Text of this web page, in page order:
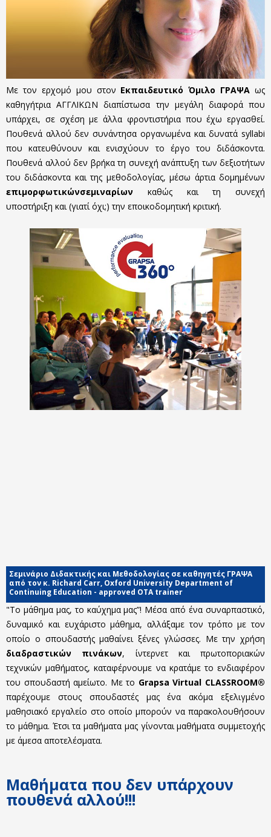
Με τον ερχομό μου στον Εκπαιδευτικό Όμιλο ΓΡΑΨΑ ως
καθηγήτρια ΑΓΓΛΙΚΩΝ διαπίστωσα την μεγάλη διαφορά που
υπάρχει, σε σχέση με άλλα φροντιστήρια που έχω εργασθεί.
Πουθενά αλλού δεν συνάντησα οργανωμένα και δυνατά syllabi
που κατευθύνουν και ενισχύουν το έργο του διδάσκοντα.
Πουθενά αλλού δεν βρήκα τη συνεχή ανάπτυξη των δεξιοτήτων
του διδάσκοντα και της μεθοδολογίας, μέσω άρτια δομημένων
επιμορφωτικώνσεμιναρίων καθώς και τη συνεχή
υποστήριξη και (γιατί όχι;) την εποικοδομητική κριτική.
Σεμινάριο Διδακτικής και Μεθοδολογίας σε καθηγητές ΓΡΑΨΑ
από τον κ. Richard Carr, Oxford University Department of
Continuing Education - approved OTA trainer
"Το μάθημα μας, το καύχημα μας”! Μέσα από ένα συναρπαστικό,
δυναμικό και ευχάριστο μάθημα, αλλάξαμε τον τρόπο με τον
οποίο ο σπουδαστής μαθαίνει ξένες γλώσσες. Με την χρήση
διαδραστικών πινάκων, ίντερνετ και πρωτοποριακών
τεχνικών μαθήματος, καταφέρνουμε να κρατάμε το ενδιαφέρον
του σπουδαστή αμείωτο. Με το Grapsa Virtual CLASSROOM®
παρέχουμε στους σπουδαστές μας ένα ακόμα εξελιγμένο
μαθησιακό εργαλείο στο οποίο μπορούν να παρακολουθήσουν
το μάθημα. Έτσι τα μαθήματα μας γίνονται μαθήματα συμμετοχής
με άμεσα αποτελέσματα.
Μαθήματα που δεν υπάρχουν
πουθενά αλλού!!!